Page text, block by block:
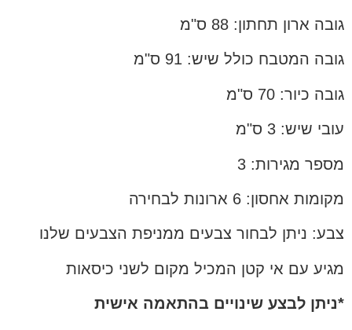
גובה ארון תחתון: 88 ס"מ
גובה המטבח כולל שיש: 91 ס"מ
גובה כיור: 70 ס"מ
עובי שיש: 3 ס"מ
מספר מגירות: 3
מקומות אחסון: 6 ארונות לבחירה
צבע: ניתן לבחור צבעים ממניפת הצבעים שלנו
מגיע עם אי קטן המכיל מקום לשני כיסאות
*ניתן לבצע שינויים בהתאמה אישית